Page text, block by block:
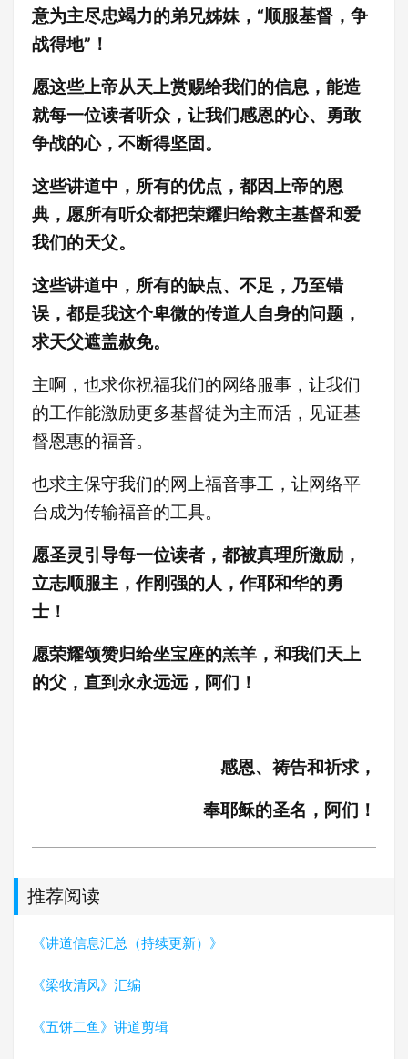
意为主尽忠竭力的弟兄姊妹，“顺服基督，争
战得地”！
愿这些上帝从天上赏赐给我们的信息，能造
就每一位读者听众，让我们感恩的心、勇敢
争战的心，不断得坚固。
这些讲道中，所有的优点，都因上帝的恩
典，愿所有听众都把荣耀归给救主基督和爱
我们的天父。
这些讲道中，所有的缺点、不足，乃至错
误，都是我这个卑微的传道人自身的问题，
求天父遮盖赦免。
主啊，也求你祝福我们的网络服事，让我们
的工作能激励更多基督徒为主而活，见证基
督恩惠的福音。
也求主保守我们的网上福音事工，让网络平
台成为传输福音的工具。
愿圣灵引导每一位读者，都被真理所激励，
立志顺服主，作刚强的人，作耶和华的勇
士！
愿荣耀颂赞归给坐宝座的羔羊，和我们天上
的父，直到永永远远，阿们！
感恩、祷告和祈求，
奉耶稣的圣名，阿们！
推荐阅读
《讲道信息汇总（持续更新）》
《梁牧清风》汇编
《五饼二鱼》讲道剪辑